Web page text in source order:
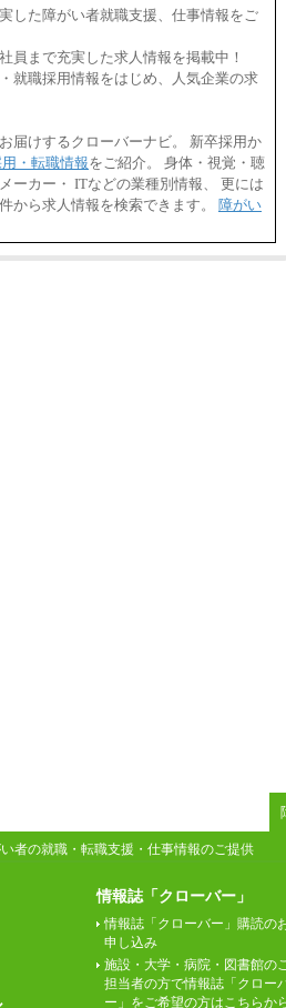
した障がい者就職支援、仕事情報をご
員まで充実した求人情報を掲載中！
就職採用情報をはじめ、人気企業の求
届けするクローバーナビ。 新卒採用か
・転職情報をご紹介。 身体・視覚・聴
ーカー・ ITなどの業種別情報、 更には
から求人情報を検索できます。 障がい
者の就職・転職支援・仕事情報のご提供
情報誌「クローバー」
情報誌「クローバー」購読の
申し込み
施設・大学・病院・図書館の
担当者の方で情報誌「クロー
ー」をご希望の方はこちらか